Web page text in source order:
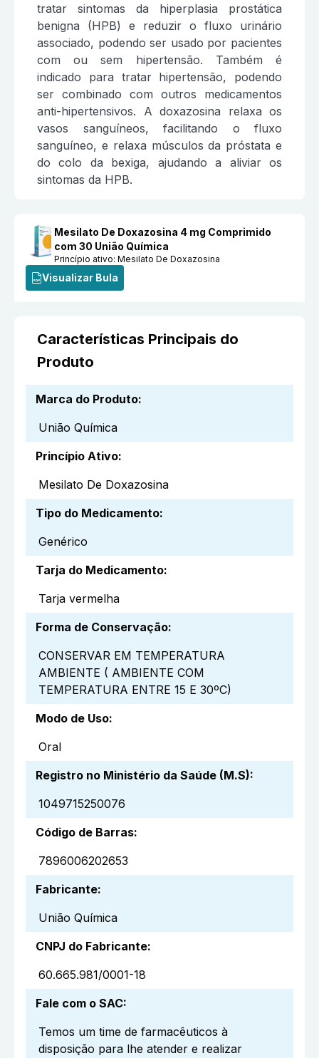
tratar sintomas da hiperplasia prostática
benigna (HPB) e reduzir o fluxo urinário
associado, podendo ser usado por pacientes
com ou sem hipertensão. Também é
indicado para tratar hipertensão, podendo
ser combinado com outros medicamentos
anti-hipertensivos. A doxazosina relaxa os
vasos sanguíneos, facilitando o fluxo
sanguíneo, e relaxa músculos da próstata e
do colo da bexiga, ajudando a aliviar os
sintomas da HPB.
Mesilato De Doxazosina 4 mg Comprimido
com 30 União Química
Princípio ativo:Mesilato De Doxazosina
Visualizar Bula
Características Principais do
Produto
Marca do Produto:
União Química
Princípio Ativo:
Mesilato De Doxazosina
Tipo do Medicamento:
Genérico
Tarja do Medicamento:
Tarja vermelha
Forma de Conservação:
CONSERVAR EM TEMPERATURA
AMBIENTE ( AMBIENTE COM
TEMPERATURA ENTRE 15 E 30ºC)
Modo de Uso:
Oral
Registro no Ministério da Saúde (M.S):
1049715250076
Código de Barras:
7896006202653
Fabricante:
União Química
CNPJ do Fabricante:
60.665.981/0001-18
Fale com o SAC:
Temos um time de farmacêuticos à
disposição para lhe atender e realizar